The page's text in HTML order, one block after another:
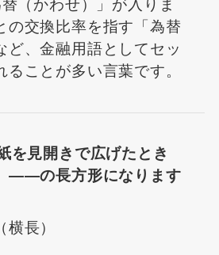
（かわせ）」が入りま
の交換比率を指す「為替
ど、金融用語としてセッ
ることが多い言葉です。
を見開きで広げたとき
——の長方形になります
横長）